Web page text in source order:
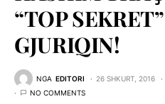
“TOP
GJURIQIN!
NGA EDITORI 26 SHKURT, 2016
NO COMMENTS